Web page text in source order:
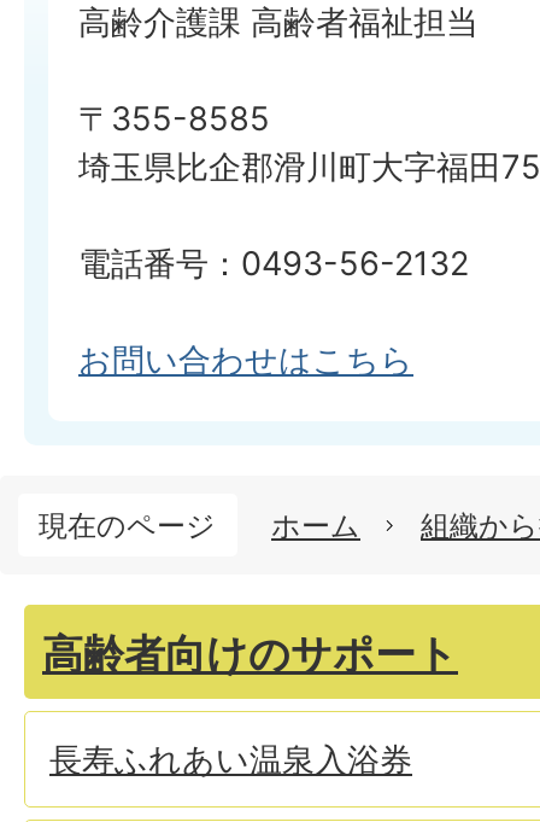
高齢介護課 高齢者福祉担当
〒355-8585
埼玉県比企郡滑川町大字福田
電話番号：0493-56-2132
お問い合わせはこちら
現在のページ ホーム 組織か
高齢者向けのサポート
長寿ふれあい温泉入浴券